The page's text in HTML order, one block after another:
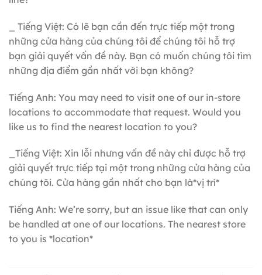
_ Tiếng Việt: Có lẽ bạn cần đến trực tiếp một trong
những cửa hàng của chúng tôi để chúng tôi hỗ trợ
bạn giải quyết vấn đề này. Bạn có muốn chúng tôi tìm
những địa điểm gần nhất với bạn không?
Tiếng Anh: You may need to visit one of our in-store
locations to accommodate that request. Would you
like us to find the nearest location to you?
_Tiếng Việt: Xin lỗi nhưng vấn đề này chỉ được hỗ trợ
giải quyết trực tiếp tại một trong những cửa hàng của
chúng tôi. Cửa hàng gần nhất cho bạn là*vị trí*
Tiếng Anh: We’re sorry, but an issue like that can only
be handled at one of our locations. The nearest store
to you is *location*